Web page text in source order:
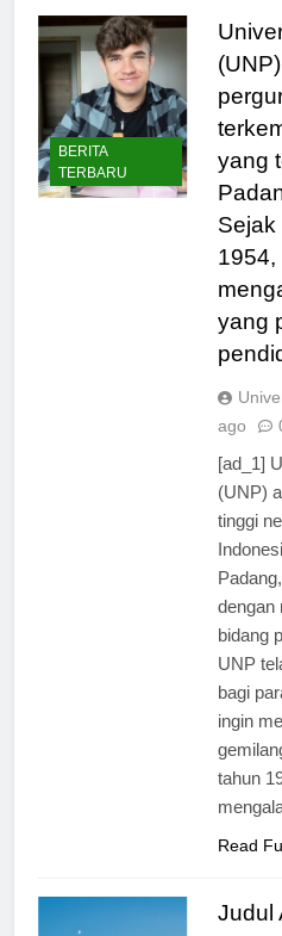
BERITA
TERBARU
yang
Sejak
yang
[ad_1]
(UNP)
tinggi
dengan
bidang
UNP
bagi
ingin
tahun